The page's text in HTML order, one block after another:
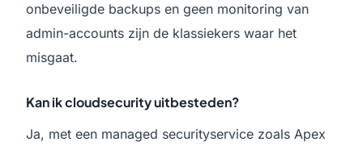
onbeveiligde backups en geen monitoring van
admin-accounts zijn de klassiekers waar het
misgaat.
Kan ik cloudsecurity uitbesteden?
Ja, met een managed securityservice zoals Apex